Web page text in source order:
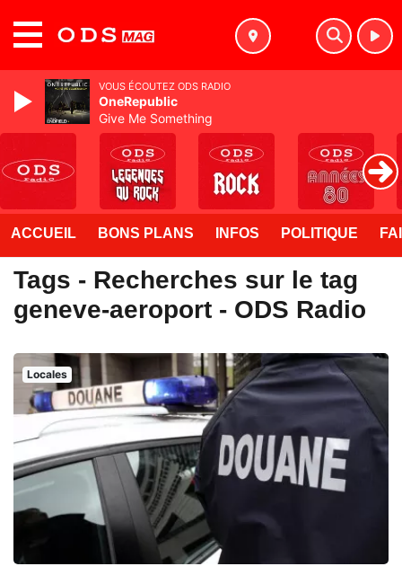
ACCUEIL BONS PLANS INFOS POLITIQUE
Tags - Recherches sur le tag
geneve-aeroport - ODS Radio
Locales
VOUS ÉCOUTEZ ODS RADIO
OneRepublic
Give Me Something